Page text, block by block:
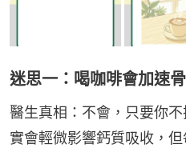
迷思一：喝咖啡會加速
醫生真相：不會，只要你
實會輕微影響鈣質吸收，